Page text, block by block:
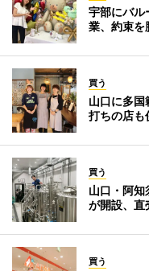
宇部にバ
業、約束を
買う
山口に多
打ちの店も
買う
山口・阿
が開設、直
買う